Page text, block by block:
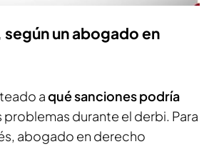
un abogado en
aqué sanciones podría
problemas durante el derbi. Para
abogado en derecho